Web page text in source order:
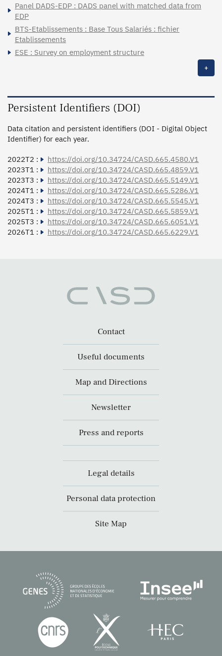
Panel DADS-EDP : DADS panel with matched data from
EDP
BTS-Etablissements : Base Tous Salariés : fichier
Etablissements
ESE : Survey on employment structure
+
Persistent Identifiers (DOI)
Data citation and persistent identifiers (DOI - Digital Object
Identifier) for each year.
2022T2 :
https://doi.org/10.34724/CASD.665.4580.V1
2023T1 :
https://doi.org/10.34724/CASD.665.4859.V1
2023T3 :
https://doi.org/10.34724/CASD.665.5149.V1
2024T1 :
https://doi.org/10.34724/CASD.665.5286.V1
2024T3 :
https://doi.org/10.34724/CASD.665.5545.V1
2025T1 :
https://doi.org/10.34724/CASD.665.5859.V1
2025T3 :
https://doi.org/10.34724/CASD.665.6051.V1
2026T1 :
https://doi.org/10.34724/CASD.665.6229.V1
Contact
Useful documents
Map and Directions
Newsletter
Press and reports
Legal details
Personal data protection
Site Map